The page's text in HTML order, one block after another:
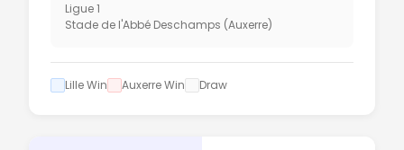
Ligue 1
Stade de l'Abbé Deschamps (Auxerre)
Lille Win Auxerre Win Draw